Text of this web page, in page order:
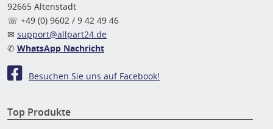
92665 Altenstadt
☏ +49 (0) 9602 / 9 42 49 46
✉ support@allpart24.de
✆ WhatsApp Nachricht
Besuchen Sie uns auf Facebook!
Top Produkte